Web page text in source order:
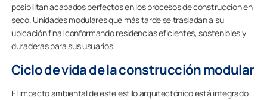
posibilitan acabados perfectos en los procesos de construcción en
seco. Unidades modulares que más tarde se trasladan a su
ubicación final conformando residencias eficientes, sostenibles y
duraderas para sus usuarios.
Ciclo de vida de la construcción modular
El impacto ambiental de este estilo arquitectónico está integrado